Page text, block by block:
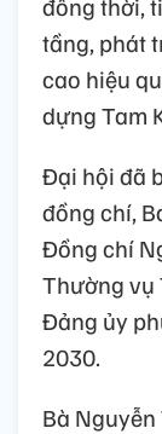
tầng, phát
cao hiệu
dựng Tam
Đại hội đã
đồng chí,
Đồng chí
Thường vụ
Đảng ủy
2030.
Bà